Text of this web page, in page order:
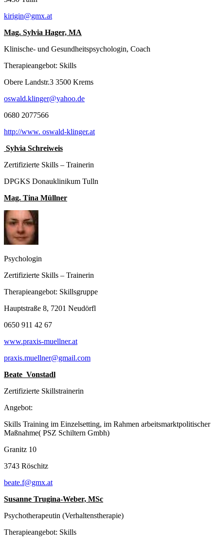
kirigin@gmx.at
Mag. Sylvia Hager, MA
Klinische- und Gesundheitspsychologin, Coach
Therapieangebot: Skills
Obere Landstr.3 3500 Krems
oswald.klinger@yahoo.de
0680 2077566
http://www. oswald-klinger.at
Sylvia Schreiweis
Zertifizierte Skills – Trainerin
DPGKS Donauklinikum Tulln
Mag. Tina Müllner
Psychologin
Zertifizierte Skills – Trainerin
Therapieangebot: Skillsgruppe
Hauptstraße 8, 7201 Neudörfl
0650 911 42 67
www.praxis-muellner.at
praxis.muellner@gmail.com
Beate Vonstadl
Zertifizierte Skillstrainerin
Angebot:
Skills Training im Einzelsetting, im Rahmen arbeitsmarktpolitischer
Maßnahme( PSZ Schiltern Gmbh)
Granitz 10
3743 Röschitz
beate.f@gmx.at
Susanne Trugina-Weber, MSc
Psychotherapeutin (Verhaltenstherapie)
Therapieangebot: Skills